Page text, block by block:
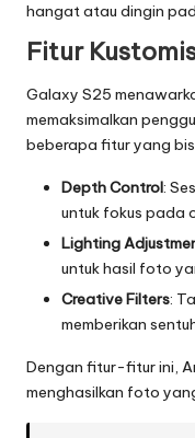
hangat atau dingin
Fitur
Galaxy S25
memaksimalkan
beberapa fitur yang
Depth Control:
untuk fokus pada
Lighting
untuk hasil foto
Creative Filters:
memberikan
Dengan fitur-fitur ini,
menghasilkan foto